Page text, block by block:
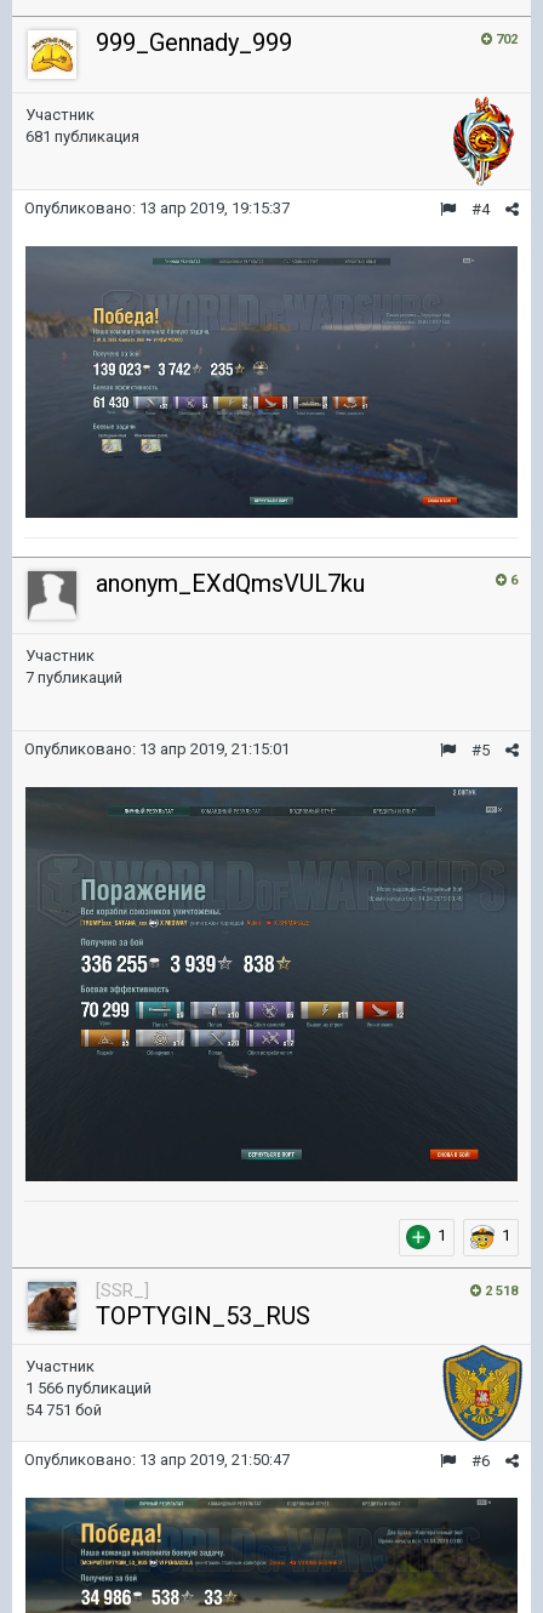
702
999_Gennady_999
Участник
681 публикация
#4
Опубликовано: 13 апр 2019, 19:15:37
6
anonym_EXdQmsVUL7ku
Участник
7 публикаций
#5
Опубликовано: 13 апр 2019, 21:15:01
1 1
2 518
[SSR_]
TOPTYGIN_53_RUS
Участник
1 566 публикаций
54 751 бой
#6
Опубликовано: 13 апр 2019, 21:50:47